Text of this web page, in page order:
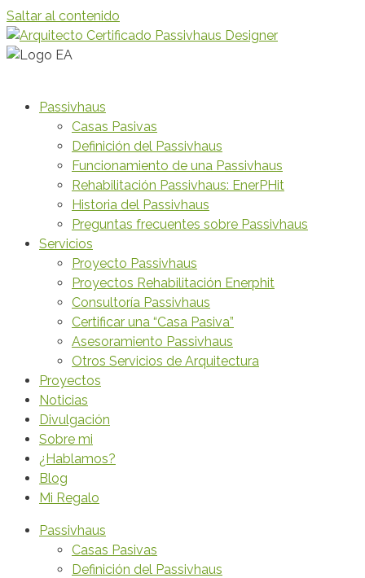
Saltar al contenido
Passivhaus
Casas Pasivas
Definición del Passivhaus
Funcionamiento de una Passivhaus
Rehabilitación Passivhaus: EnerPHit
Historia del Passivhaus
Preguntas frecuentes sobre Passivhaus
Servicios
Proyecto Passivhaus
Proyectos Rehabilitación Enerphit
Consultoría Passivhaus
Certificar una “Casa Pasiva”
Asesoramiento Passivhaus
Otros Servicios de Arquitectura
Proyectos
Noticias
Divulgación
Sobre mi
¿Hablamos?
Blog
Mi Regalo
Passivhaus
Casas Pasivas
Definición del Passivhaus